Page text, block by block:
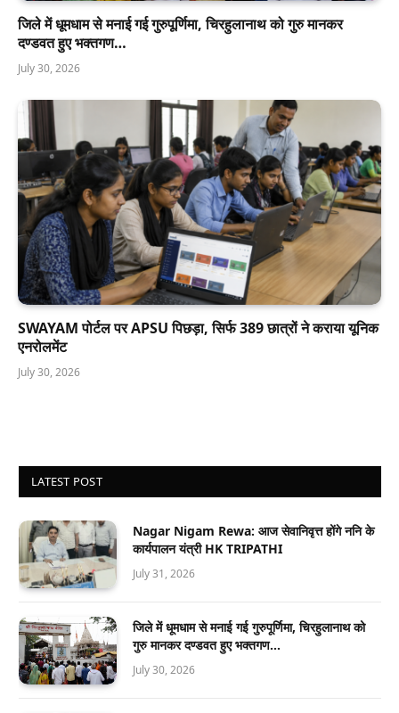
जिले में धूमधाम से मनाई गई गुरुपूर्णिमा, चिरहुलानाथ को गुरु मानकर
दण्डवत हुए भक्तगण…
July 30, 2026
SWAYAM पोर्टल पर APSU पिछड़ा, सिर्फ 389 छात्रों ने कराया यूनिक
एनरोलमेंट
July 30, 2026
LATEST POST
Nagar Nigam Rewa: आज सेवानिवृत्त होंगे ननि के
कार्यपालन यंत्री HK TRIPATHI
July 31, 2026
जिले में धूमधाम से मनाई गई गुरुपूर्णिमा, चिरहुलानाथ को
गुरु मानकर दण्डवत हुए भक्तगण…
July 30, 2026